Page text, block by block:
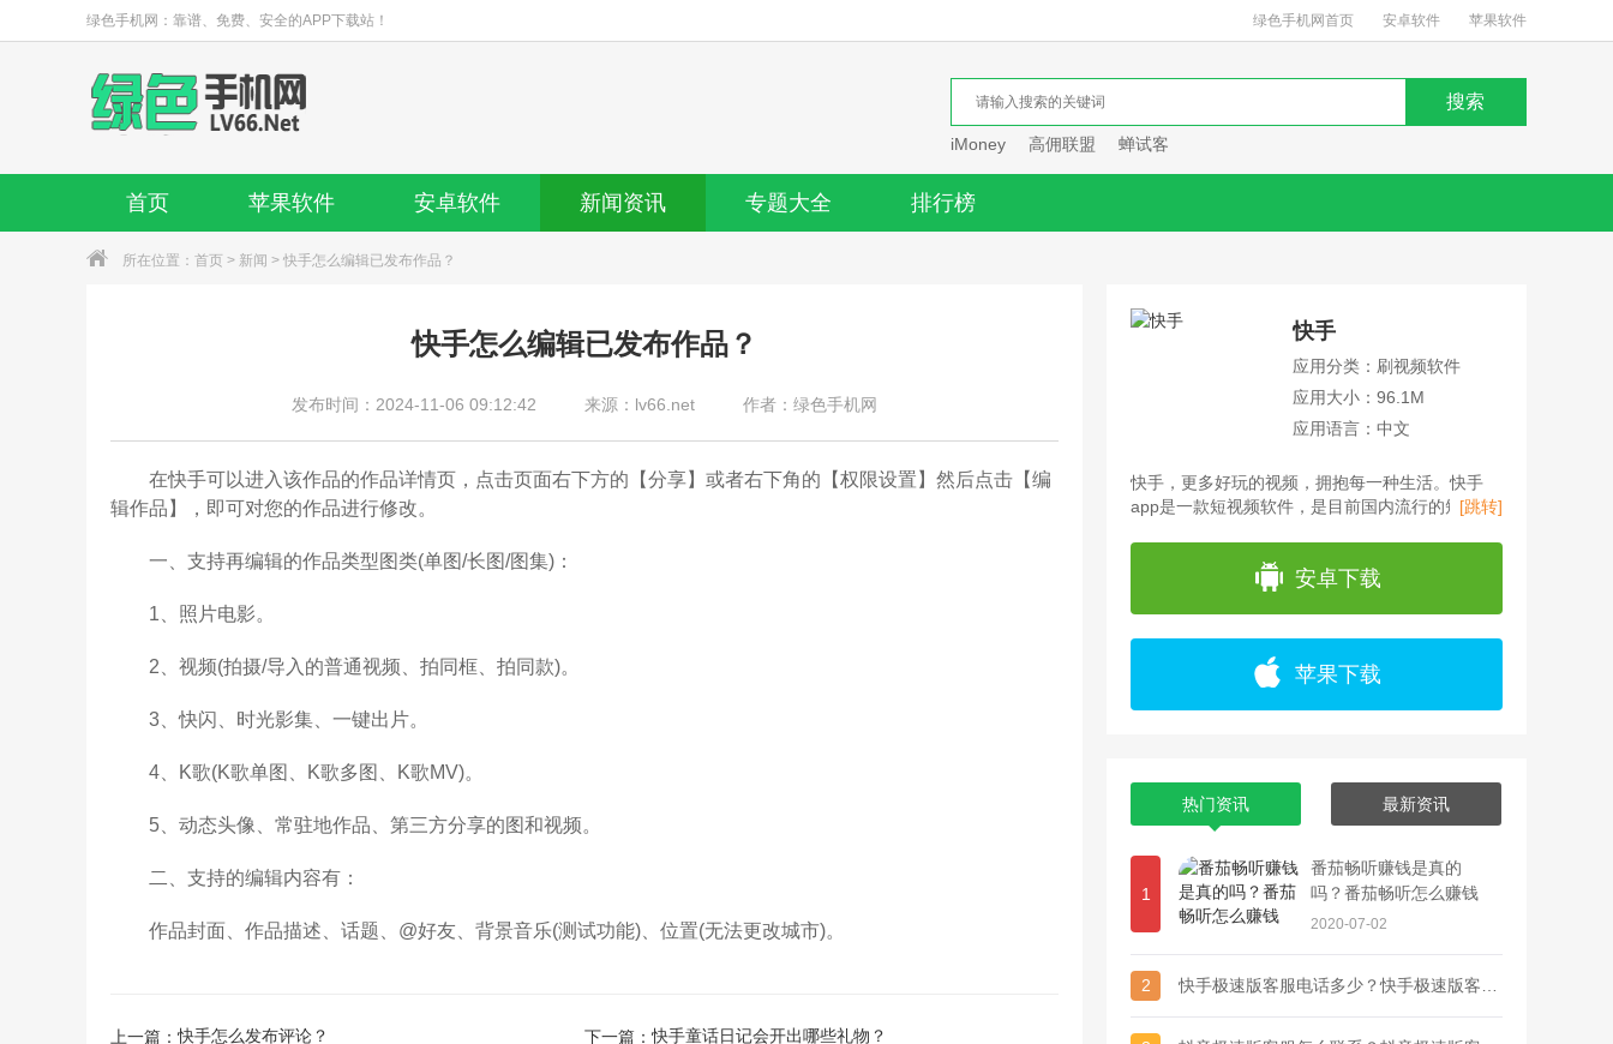
绿色手机网：靠谱、免费、安全的APP下载站！ 绿色手机网首页 安卓软件 苹果软件
iMoney 高佣联盟 蝉试客
首页 苹果软件 安卓软件 新闻资讯 专题大全 排行榜
所在位置： 首页 > 新闻 > 快手怎么编辑已发布作品？
快手怎么编辑已发布作品？
发布时间：2024-11-06 09:12:42 来源：lv66.net 作者：绿色手机网
在快手可以进入该作品的作品详情页，点击页面右下方的【分享】或者右下角的【权限设置】然后点击【编
辑作品】，即可对您的作品进行修改。
一、支持再编辑的作品类型图类(单图/长图/图集)：
1、照片电影。
2、视频(拍摄/导入的普通视频、拍同框、拍同款)。
3、快闪、时光影集、一键出片。
4、K歌(K歌单图、K歌多图、K歌MV)。
5、动态头像、常驻地作品、第三方分享的图和视频。
二、支持的编辑内容有：
作品封面、作品描述、话题、@好友、背景音乐(测试功能)、位置(无法更改城市)。
上一篇： 快手怎么发布评论？ 下一篇： 快手童话日记会开出哪些礼物？
快手
应用分类：刷视频软件
应用大小：96.1M
应用语言：中文
快手，更多好玩的视频，拥抱每一种生活。快手
app是一款短视频软件，是目前国内流行的短视频
[跳转]
安卓下载
苹果下载
热门资讯 最新资讯
1
番茄畅听赚钱是真的
吗？番茄畅听怎么赚钱
2020-07-02
2